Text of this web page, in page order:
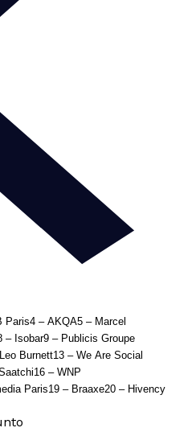
Paris4 – AKQA5 – Marcel
– Isobar9 – Publicis Groupe
Burnett13 – We Are Social
16 – WNP
Paris19 – Braaxe20 – Hivency